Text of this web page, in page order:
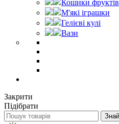
Кошики фруктів
М'які іграшки
Гелієві кулі
Вази
Закрити
Підібрати